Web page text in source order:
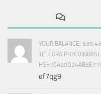
YOUR BALANCE:
TELEGRA.PH/
ef7qg9